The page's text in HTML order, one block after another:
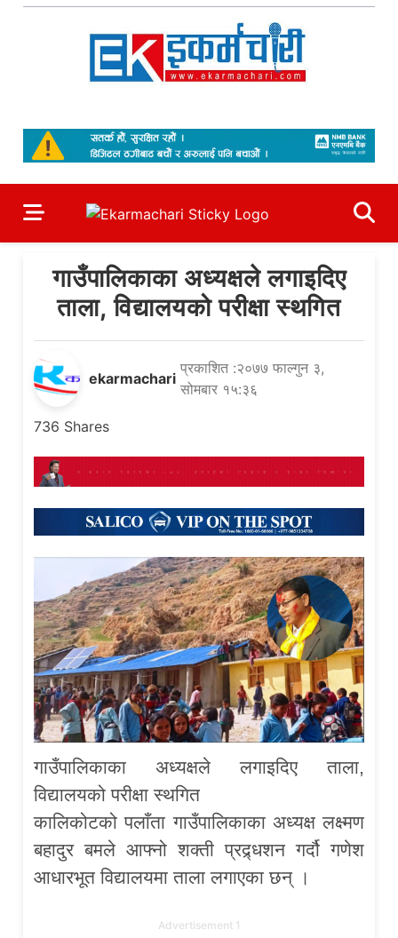
Skip
गाउँपालिकाका अध्यक्षले लगाइदिए
ताला, विद्यालयको परीक्षा स्थगित
ekarmachari
प्रकाशित :२०७७ फाल्गुन ३,
सोमबार १५:३६
736 Shares
गाउँपालिकाका अध्यक्षले लगाइदिए ताला,
विद्यालयको परीक्षा स्थगित
कालिकोटको पलाँता गाउँपालिकाका अध्यक्ष लक्ष्मण
बहादुर बमले आफ्नो शक्ती प्रद्र्धशन गर्दौ गणेश
आधारभूत विद्यालयमा ताला लगाएका छन् ।
Advertisement 1